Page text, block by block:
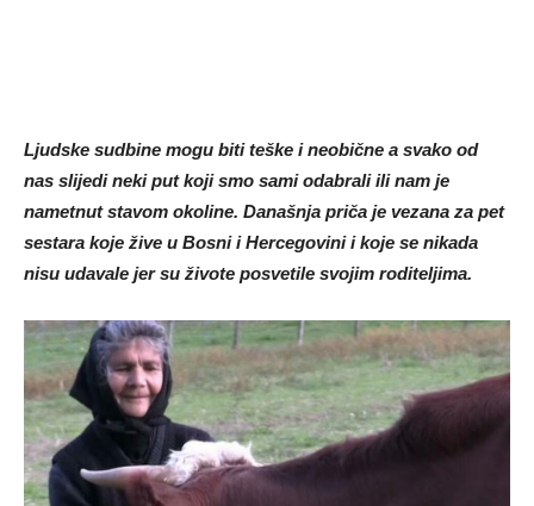
Ljudske sudbine mogu biti teške i neobične a svako od
nas slijedi neki put koji smo sami odabrali ili nam je
nametnut stavom okoline. Današnja priča je vezana za pet
sestara koje žive u Bosni i Hercegovini i koje se nikada
nisu udavale jer su živote posvetile svojim roditeljima.